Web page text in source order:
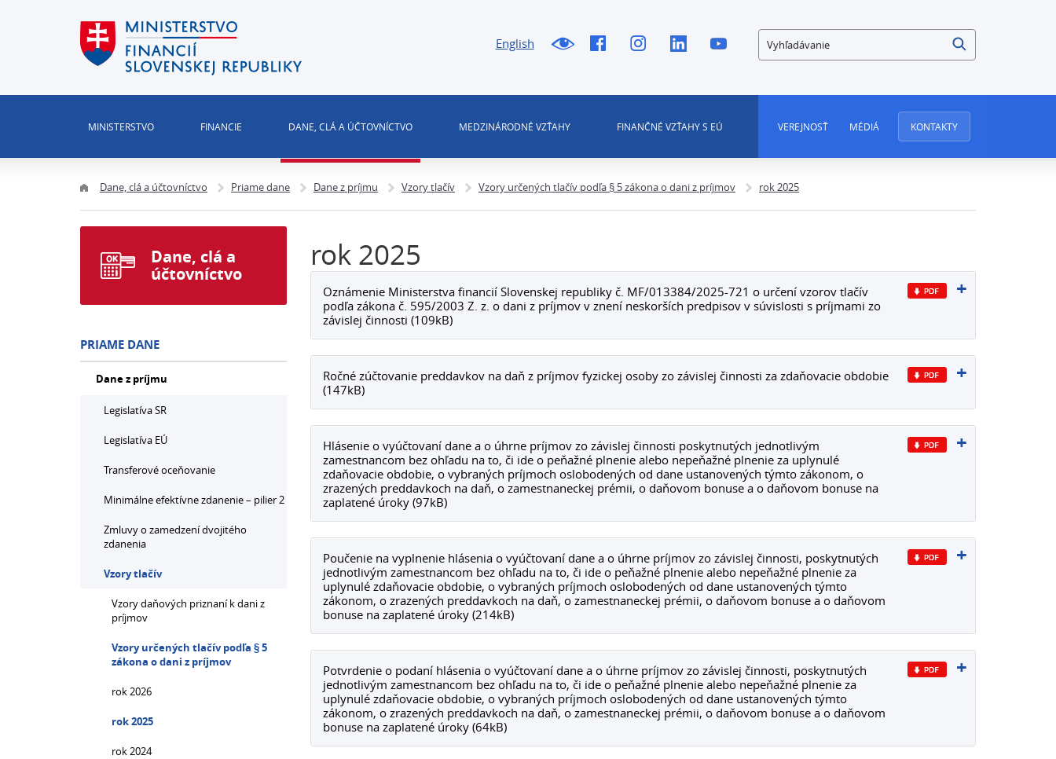
English Vyhľadávanie
MINISTERSTVO FINANCIE DANE, CLÁ A ÚČTOVNÍCTVO MEDZINÁRODNÉ VZŤAHY FINANČNÉ VZŤAHY S EÚ VEREJNOSŤ MÉDIÁ KONTAKTY
Dane, clá a účtovníctvo Priame dane Dane z príjmu Vzory tlačív Vzory určených tlačív podľa § 5 zákona o dani z príjmov rok 2025
rok 2025
Oznámenie Ministerstva financií Slovenskej republiky č. MF/013384/2025-721 o určení vzorov tlačív
podľa zákona č. 595/2003 Z. z. o dani z príjmov v znení neskorších predpisov v súvislosti s príjmami zo
závislej činnosti (109kB)
Ročné zúčtovanie preddavkov na daň z príjmov fyzickej osoby zo závislej činnosti za zdaňovacie obdobie
(147kB)
Hlásenie o vyúčtovaní dane a o úhrne príjmov zo závislej činnosti poskytnutých jednotlivým
zamestnancom bez ohľadu na to, či ide o peňažné plnenie alebo nepeňažné plnenie za uplynulé
zdaňovacie obdobie, o vybraných príjmoch oslobodených od dane ustanovených týmto zákonom, o
zrazených preddavkoch na daň, o zamestnaneckej prémii, o daňovom bonuse a o daňovom bonuse na
zaplatené úroky (97kB)
Poučenie na vyplnenie hlásenia o vyúčtovaní dane a o úhrne príjmov zo závislej činnosti, poskytnutých
jednotlivým zamestnancom bez ohľadu na to, či ide o peňažné plnenie alebo nepeňažné plnenie za
uplynulé zdaňovacie obdobie, o vybraných príjmoch oslobodených od dane ustanovených týmto
zákonom, o zrazených preddavkoch na daň, o zamestnaneckej prémii, o daňovom bonuse a o daňovom
bonuse na zaplatené úroky (214kB)
Potvrdenie o podaní hlásenia o vyúčtovaní dane a o úhrne príjmov zo závislej činnosti, poskytnutých
jednotlivým zamestnancom bez ohľadu na to, či ide o peňažné plnenie alebo nepeňažné plnenie za
uplynulé zdaňovacie obdobie, o vybraných príjmoch oslobodených od dane ustanovených týmto
zákonom, o zrazených preddavkoch na daň, o zamestnaneckej prémii, o daňovom bonuse a o daňovom
bonuse na zaplatené úroky (64kB)
Dane, clá a
účtovníctvo
PRIAME DANE
Dane z príjmu
Legislatíva SR
Legislatíva EÚ
Transferové oceňovanie
Minimálne efektívne zdanenie – pilier 2
Zmluvy o zamedzení dvojitého
zdanenia
Vzory tlačív
Vzory daňových priznaní k dani z
príjmov
Vzory určených tlačív podľa § 5
zákona o dani z príjmov
rok 2026
rok 2025
rok 2024